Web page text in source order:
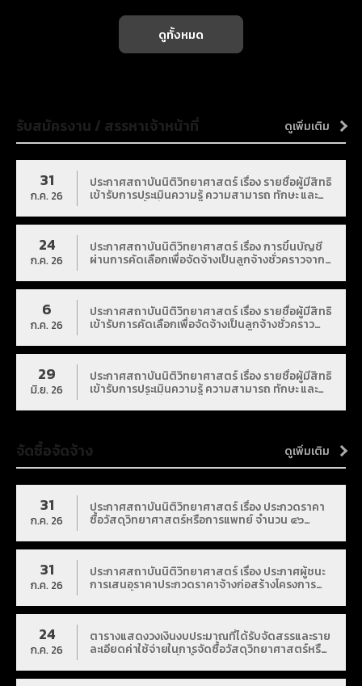
ดูทั้งหมด
รับสมัครงาน / สรรหาเจ้าหน้าที่ ดูเพิ่มเติม
31
ก.ค. 26
ประกาศสถาบันนิติวิทยาศาสตร์ เรื่อง รายชื่อผู้มีสิทธิ
เข้ารับการประเมินความรู้ ความสามารถ ทักษะ และ
เวลา สถานที่ในการประเมิน เพื่อเลือกสรรบุคคลเป็น
24
ก.ค. 26
ประกาศสถาบันนิติวิทยาศาสตร์ เรื่อง การขึ้นบัญชี
ผ่านการคัดเลือกเพื่อจัดจ้างเป็นลูกจ้างชั่วคราวจาก
6
ก.ค. 26
ประกาศสถาบันนิติวิทยาศาสตร์ เรื่อง รายชื่อผู้มีสิทธิ
เข้ารับการคัดเลือกเพื่อจัดจ้างเป็นลูกจ้างชั่วคราว
และกำหนดวัน เวลา และสถานที่ในการคัดเลือก
29
มิ.ย. 26
ประกาศสถาบันนิติวิทยาศาสตร์ เรื่อง รายชื่อผู้มีสิทธิ
เข้ารับการประเมินความรู้ ความสามารถ ทักษะ และ
สถานที่ ในการประเมินเพื่อเลือกสรรบุคคลเป็น
จัดซื้อจัดจ้าง ดูเพิ่มเติม
31
ก.ค. 26
ประกาศสถาบันนิติวิทยาศาสตร์ เรื่อง ประกวดราคา
ซื้อวัสดุวิทยาศาสตร์หรือการแพทย์ จำนวน ๔๖
bidding)
31
ก.ค. 26
ประกาศสถาบันนิติวิทยาศาสตร์ เรื่อง ประกาศผู้ชนะ
การเสนอราคาประกวดราคาจ้างก่อสร้างโครงการ
ด้วยวิธีประกวดราคาอิเล็กทรอนิกส์ (e-bidding)
24
ก.ค. 26
ตารางแสดงวงเงินงบประมาณที่ได้รับจัดสรรและราย
ละเอียดค่าใช้จ่ายในการจัดซื้อวัสดุวิทยาศาสตร์หรือ
พันธุกรรมบุคคล จำนวน 38 รายการ